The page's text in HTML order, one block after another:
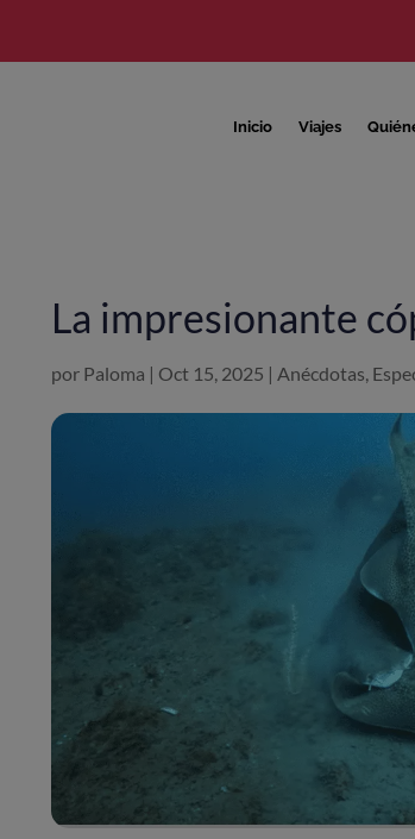
Inicio Viajes
La impresionante
por Paloma | Oct 15, 2025 | Anécdotas